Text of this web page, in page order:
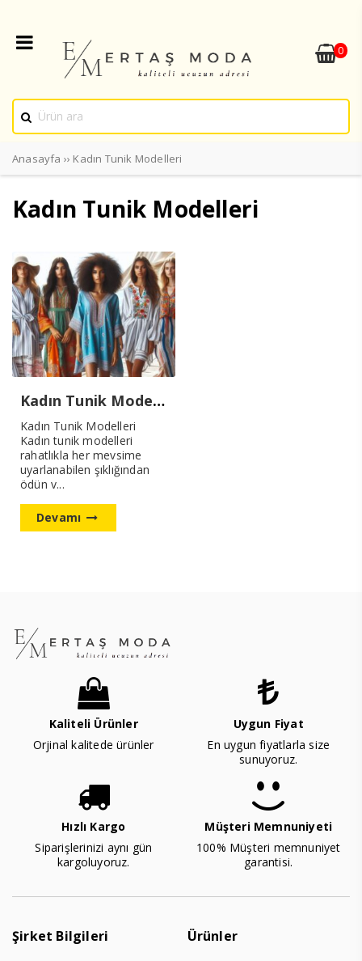
0
Anasayfa ›› Kadın Tunik Modelleri
Kadın Tunik Modelleri
Kadın Tunik Modelleri
Kadın Tunik Modelleri
Kadın tunik modelleri
rahatlıkla her mevsime
uyarlanabilen şıklığından
ödün v...
Devamı
Kaliteli Ürünler
Orjinal kalitede ürünler
Uygun Fiyat
En uygun fiyatlarla size
sunuyoruz.
Hızlı Kargo
Siparişlerinizi aynı gün
kargoluyoruz.
Müşteri Memnuniyeti
100% Müşteri memnuniyet
garantisi.
Şirket Bilgileri Ürünler